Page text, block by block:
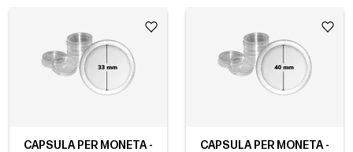
CAPSULA PER MONETA -
CAPSULA PER MONETA -